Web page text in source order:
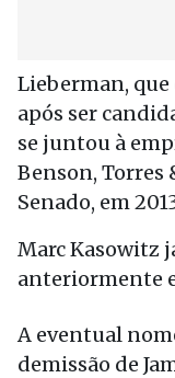
Lieberman,
após ser
se juntou à
Benson, Torres
Senado, em
Marc Kasowitz
anteriormente
A eventual
demissão de